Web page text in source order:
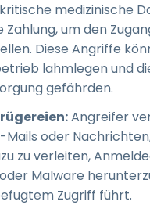
medizinische
um den
Diese Angriffe
lahmlegen und
gefährden.
Angreifer
Mails oder
zu verleiten,
Malware
Zugriff führt.